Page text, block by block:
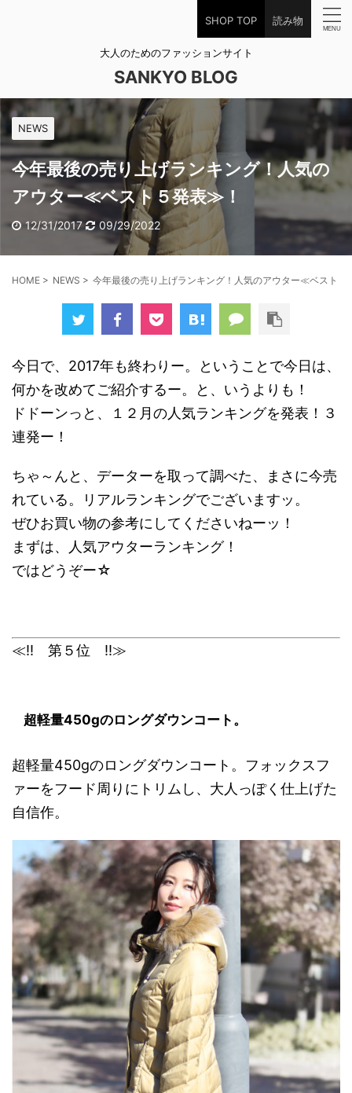
SHOP TOP 読み物
大人のためのファッションサイト
SANKYO BLOG
NEWS
今年最後の売り上げランキング！人気の
アウター≪ベスト５発表≫！
12/31/2017 09/29/2022
HOME > NEWS > 今年最後の売り上げランキング！人気のアウター≪ベスト
今日で、2017年も終わりー。ということで今日は、
何かを改めてご紹介するー。と、いうよりも！
ドドーンっと、１２月の人気ランキングを発表！３
連発ー！
ちゃ～んと、データーを取って調べた、まさに今売
れている。リアルランキングでございますッ。
ぜひお買い物の参考にしてくださいねーッ！
まずは、人気アウターランキング！
ではどうぞー☆
≪!! 第５位 !!≫
超軽量450gのロングダウンコート。
超軽量450gのロングダウンコート。フォックスフ
ァーをフード周りにトリムし、大人っぽく仕上げた
自信作。